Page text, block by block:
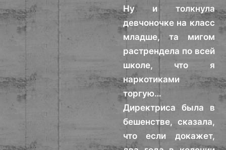
Ну и толкнула
девчоночке на класс
младше, та мигом
растрендела по всей
школе, что я
наркотиками
торгую…
Директриса была в
бешенстве, сказала,
что если докажет,